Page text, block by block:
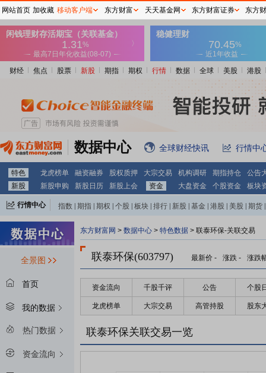
财经 焦点 股票 新股 期指 期权 行情 数据 全球 美股 港股
数据中心 全球财经快讯 行情中
特色 龙虎榜单 融资融券 股权质押 大宗交易 机构调研 期指持仓
公告
新股
新股申购 新股日历 新股上会 资金 大盘资金 个股资金 板块
行情中心 指数 期指 期权 个股 板块 排行 新股 基金 港股 美股 期货
全景图
首页
我的数据
热门数据
资金流向
东方财富网 > 数据中心 > 特色数据 > 联泰环保-关联交易
联泰环保(603797) 最新价 - 涨跌 - 涨跌
资金流向 千股千评 公告 个股
龙虎榜单 大宗交易 高管持股 股东
联泰环保关联交易一览
网站首页 加收藏 移动客户端 东方财富 天天基金网 东方财富证券 东方